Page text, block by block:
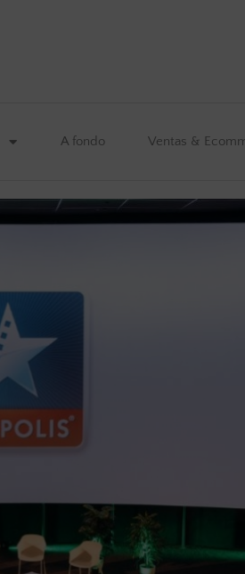
A fondo Ventas &